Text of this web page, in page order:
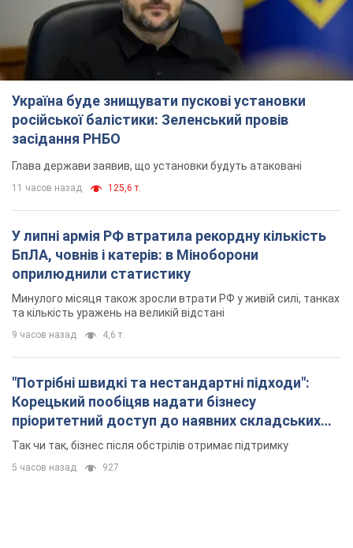
Україна буде знищувати пускові установки
російської балістики: Зеленський провів
засідання РНБО
Глава держави заявив, що установки будуть атаковані
11 часов назад 125,6 т.
У липні армія РФ втратила рекордну кількість
БпЛА, човнів і катерів: в Міноборони
оприлюднили статистику
Минулого місяця також зросли втрати РФ у живій силі, танках
та кількість уражень на великій відстані
9 часов назад 4,6 т.
"Потрібні швидкі та нестандартні підходи":
Корецький пообіцяв надати бізнесу
пріоритетний доступ до наявних складських
приміщень
Так чи так, бізнес після обстрілів отримає підтримку
5 часов назад 927